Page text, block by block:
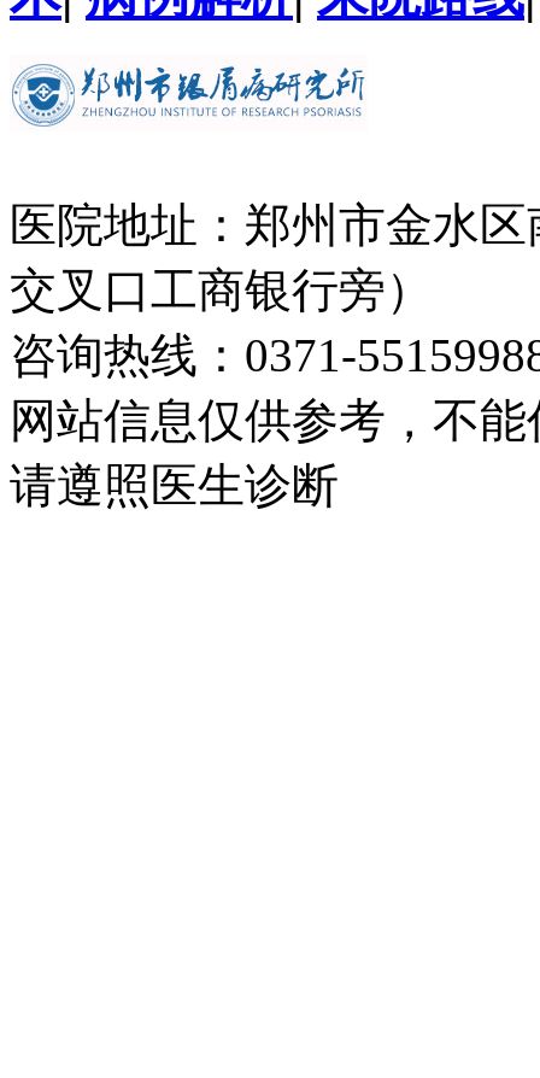
医院地址：郑州市金水
交叉口工商银行旁）
咨询热线：0371-
网站信息仅供参考，不
请遵照医生诊断